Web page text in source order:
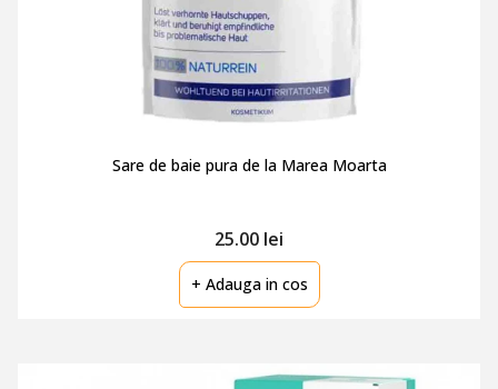
Sare de baie pura de la Marea Moarta
25.00 lei
+ Adauga in cos